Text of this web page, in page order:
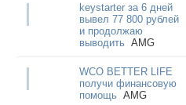
keystarter за 6 дней
вывел 77 800 рублей
и продолжаю
выводить AMG
WCO BETTER LIFE
получи финансовую
помощь AMG